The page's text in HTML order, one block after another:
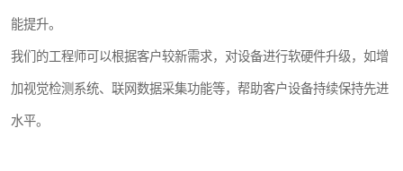
能提升。
我们的工程师可以根据客户较新需求，对设备进行软硬件升级，如增
加视觉检测系统、联网数据采集功能等，帮助客户设备持续保持先进
水平。